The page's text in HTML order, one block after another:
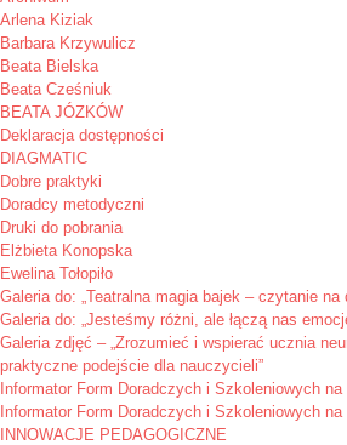
Arlena Kiziak
Barbara Krzywulicz
Beata Bielska
Beata Cześniuk
BEATA JÓZKÓW
Deklaracja dostępności
DIAGMATIC
Dobre praktyki
Doradcy metodyczni
Druki do pobrania
Elżbieta Konopska
Ewelina Tołopiło
Galeria do: „Teatralna magia bajek – czytanie na
Galeria do: „Jesteśmy różni, ale łączą nas
Galeria zdjęć – „Zrozumieć i wspierać ucznia
praktyczne podejście dla nauczycieli”
Informator Form Doradczych i Szkoleniowych
Informator Form Doradczych i Szkoleniowych
INNOWACJE PEDAGOGICZNE